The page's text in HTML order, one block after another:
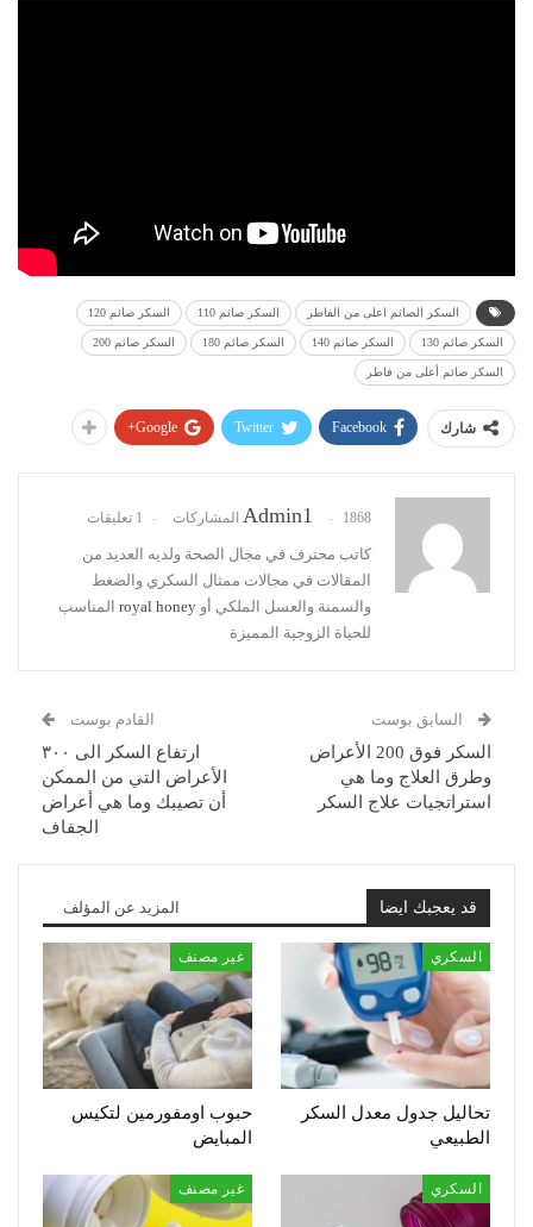
السكر الصائم اعلى من الفاطر السكر صائم 110 السكر صائم 120
السكر صائم 130 السكر صائم 140 السكر صائم 180 السكر صائم 200
السكر صائم أعلى من فاطر
شارك Facebook
Twitter
Google+
Admin1 1868 المشاركات 1 تعليقات
كاتب محترف في مجال الصحة ولديه العديد من
المقالات في مجالات ممثال السكري والضغط
والسمنة والعسل الملكي أو royal honey المناسب
للحياة الزوجية المميزة
السابق بوست
السكر فوق 200 الأعراض
وطرق العلاج وما هي
استراتجيات علاج السكر
القادم بوست
ارتفاع السكر الى ٣٠٠
الأعراض التي من الممكن
أن تصيبك وما هي أعراض
الجفاف
قد يعجبك ايضا المزيد عن المؤلف
السكري
تحاليل جدول معدل السكر
الطبيعي
غير مصنف
حبوب اومفورمين لتكيس
المبايض
السكري غير مصنف